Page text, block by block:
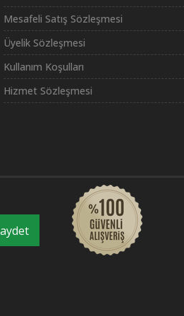
Mesafeli Satış Sözleşmesi
Üyelik Sözleşmesi
Kullanım Koşulları
Hizmet Sözleşmesi